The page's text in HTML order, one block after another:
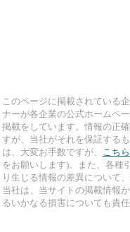
このページに掲載されている
ナーが各企業の公式ホームペ
掲載をしています。情報の正
すが、当社がそれを保証する
は、大変お手数ですが、
こち
をお願いします)。また、各種
り生じる情報の差異について
当社は、当サイトの掲載情報
るいかなる損害についても責